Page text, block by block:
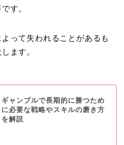
す。
って失われることがあるも
ます。
ギャンブルで長期的に勝つため
に必要な戦略やスキルの磨き方
を解説